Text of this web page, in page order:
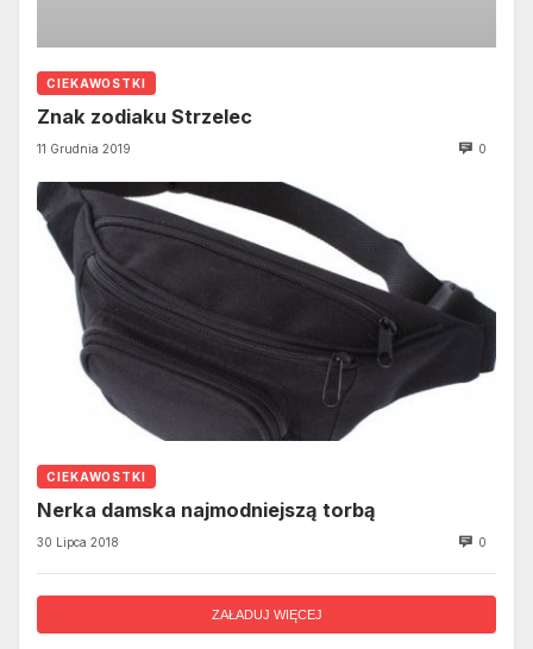
CIEKAWOSTKI
Znak zodiaku Strzelec
11 Grudnia 2019 0
CIEKAWOSTKI
Nerka damska najmodniejszą torbą
30 Lipca 2018 0
ZAŁADUJ WIĘCEJ